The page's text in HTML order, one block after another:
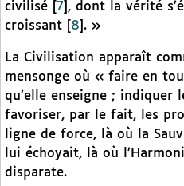
civilisé
7 , dont la vérité
croissant
8 . »
La Civilisation apparaît
mensonge où « faire en
qu’elle enseigne ; indiquer
favoriser, par le fait, les
ligne de force, là où la
lui échoyait, là où
disparate.